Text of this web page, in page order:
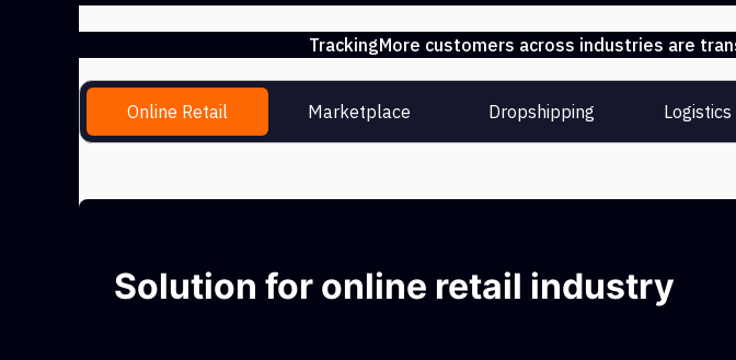
TrackingMore customers across industries are
Online Retail Marketplace Dropshipping Logistics
Solution for online retail industry